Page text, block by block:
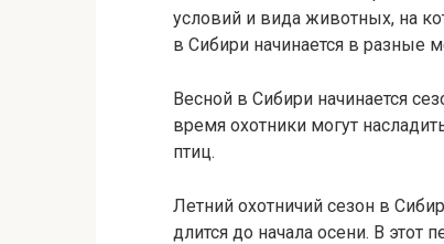
условий и вида животных, на
в Сибири начинается в разные
Весной в Сибири начинается
время охотники могут
птиц.
Летний охотничий сезон в
длится до начала осени. В этот